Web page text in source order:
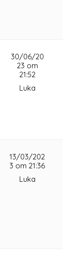
30/06/20
23 om
21:52
Luka
13/03/202
3 om 21:36
Luka